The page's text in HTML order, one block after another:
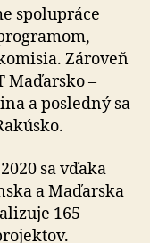
spolupráce
Zároveň
Maďarsko –
a posledný sa
sa vďaka
a Maďarska
165